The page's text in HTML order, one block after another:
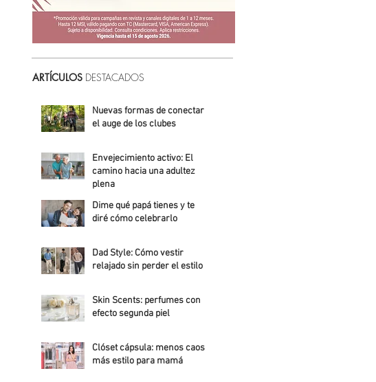
ARTÍCULOS DESTACADOS
Nuevas formas de conectar:
el auge de los clubes
Envejecimiento activo: El
camino hacia una adultez
plena
Alejandra Roldán
Dime qué papá tienes y te
diré cómo celebrarlo
Dad Style: Cómo vestir
relajado sin perder el estilo
Skin Scents: perfumes con
efecto segunda piel
Clóset cápsula: menos caos,
más estilo para mamá